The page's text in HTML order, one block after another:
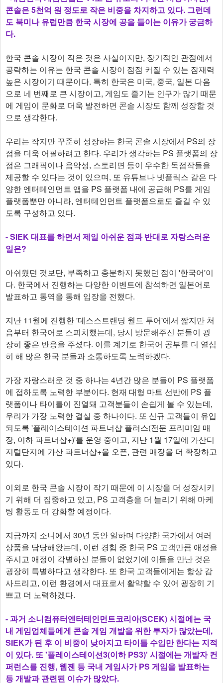
콘솔은 5천억 원 정도로 작은 비중을 차지하고 있다. 그런데
도 북미나 유럽만큼 한국 시장에 공을 들이는 이유가 궁금하
다.
한국 콘솔 시장이 작은 것은 사실이지만, 장기적인 관점에서
공략하는 이유는 한국 콘솔 시장이 점점 커질 수 있는 잠재력
높은 시장이기 때문이다. 특히 한국은 미국, 중국, 일본 다음
으로 네 번째로 큰 시장이고, 게임도 즐기는 인구가 많기 때문
에 게임이 문화로 더욱 발전하면 콘솔 시장도 함께 성장할 것
으로 생각한다.
우리는 작지만 꾸준히 성장하는 한국 콘솔 시장에서 PS의 장
점을 더욱 어필하려고 한다. 우리가 생각하는 PS 플랫폼의 장
점은 그래픽이나 음악성, 스토리면 등이 우수한 독점작들을
제공할 수 있다는 것이 있으며, 또 유튜브나 넷플릭스 같은 다
양한 엔터테인먼트 앱을 PS 플랫폼 내에 공급해 PS를 게임
플랫폼뿐만 아니라, 엔터테인먼트 플랫폼으로도 즐길 수 있
도록 구성하고 있다.
- SIEK 대표를 하면서 제일 아쉬운 점과 반대로 자랑스러운
일은?
아쉬웠던 것보단, 부족하고 충분하지 못했던 점이 '한국어'이
다. 한국에서 진행하는 다양한 이벤트에 참석하면 일본어로
발표하고 통역을 통해 입장을 전했다.
지난 11월에 진행한 '데스스트랜딩 월드 투어'에서 짧지만 처
음부터 한국어로 스피치했는데, 당시 방문해주신 분들이 굉
장히 좋은 반응을 주셨다. 이를 계기로 한국어 공부를 더 열심
히 해 많은 한국 분들과 소통하도록 노력하겠다.
가장 자랑스러운 것 중 하나는 4년간 많은 분들이 PS 플랫폼
에 접하도록 노력한 부분이다. 현재 대형 마트 선반에 PS 플
랫폼이나 타이틀이 진열돼 고객분들이 손쉽게 볼 수 있는데,
우리가 가장 노력한 결실 중 하나이다. 또 신규 고객들이 유입
되도록 '플레이스테이션 파트너샵 플러스(전문 프리미엄 매
장, 이하 파트너샵+)'를 운영 중이고, 지난 1월 17일에 가산디
지털단지에 가산 파트너샵+을 오픈, 관련 매장을 더 확장하고
있다.
이외로 한국 콘솔 시장이 작기 때문에 이 시장을 더 성장시키
기 위해 더 집중하고 있고, PS 고객층을 더 늘리기 위해 마케
팅 활동도 더 강화할 예정이다.
지금까지 소니에서 30년 동안 일하며 다양한 국가에서 여러
상품을 담당해왔는데, 이런 경험 중 한국 PS 고객만큼 애정을
주시고 애정이 각별하신 분들이 없었기에 이들을 만난 것은
굉장히 특별하다고 생각한다. 또 한국 고객들에게는 항상 감
사드리고, 이런 환경에서 대표로서 활약할 수 있어 굉장히 기
쁘고 더 노력하겠다.
- 과거 소니컴퓨터엔터테인먼트코리아(SCEK) 시절에는 국
내 게임업체들에게 콘솔 게임 개발을 위한 투자가 많았는데,
SIEK가 된 후 이 비중이 낮아지고 타이틀 수입만 한다는 지적
이 있다. 또 '플레이스테이션3(이하 PS3)' 시절에는 개발자 컨
퍼런스를 진행, 웹젠 등 국내 게임사가 PS 게임을 발표하는
등 개발과 관련된 이슈가 많았다.